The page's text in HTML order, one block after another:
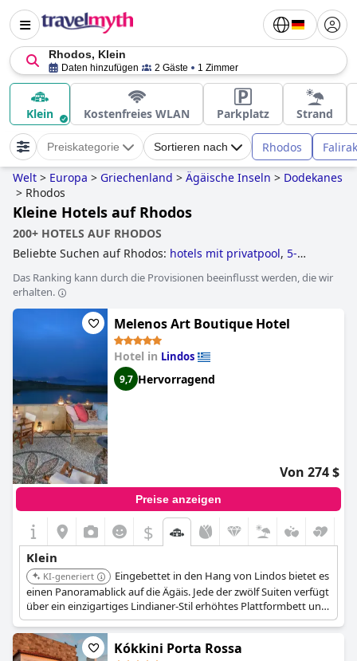
Rhodos, Klein
Daten hinzufügen 2 Gäste 1 Zimmer
Klein Kostenfreies WLAN Parkplatz Strand
Preiskategorie Sortieren nach Rhodos
Welt > Europa > Griechenland > Ägäische Inseln > Dodekanes
> Rhodos
Kleine Hotels auf Rhodos
200+ HOTELS AUF RHODOS
Beliebte Suchen auf Rhodos: hotels mit privatpool, 5-
boutique-stil,hotels mit aquapark,hotels mit all inclusive
angeboten
luxushotels,hotels mit infinity-pool
3-sterne-hotels,hotels mit poolandgünstige
hotels.
Das Ranking kann durch die Provisionen beeinflusst werden, die wir
erhalten.
Melenos Art Boutique Hotel
Hotel in Lindos
9,7 Hervorragend
Von 274 $
Preise anzeigen
$
Klein
KI-generiert
Eingebettet in den Hang von Lindos bietet es
einen Panoramablick auf die Ägäis. Jede der zwölf Suiten verfügt
über ein einzigartiges Lindianer-Stil erhöhtes Plattformbett und
eine private ummauerte Terrasse. Ein Gourmetrestaurant auf
dem Dach serviert griechische Küche.
Kókkini Porta Rossa